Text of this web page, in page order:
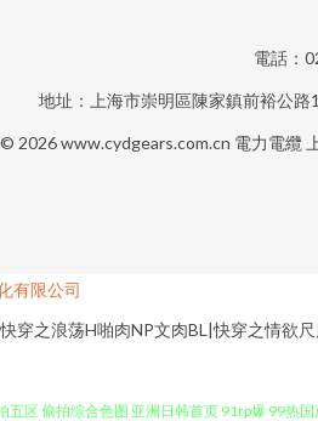
電話：
地址：上海市崇明區陳家鎮前裕公路
2026www.cydgears.com.cn 電力電纜
有限公司
穿之浪荡H啪肉NP文肉BL|快穿之情